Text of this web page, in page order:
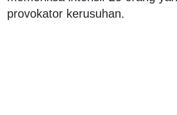
provokator kerusuhan.